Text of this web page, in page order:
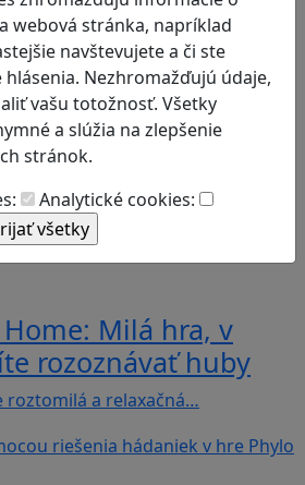
webová stránka, napríklad
navštevujete a či ste
Nezhromažďujú údaje,
vašu totožnosť. Všetky
a slúžia na zlepšenie
stránok.
Analytické cookies:
bojujú proti
Hra Bunky v
lekciou o imunite
sa skrýva mobilná akčná…
Milá hra, v
rozoznávať huby
roztomilá a relaxačná…